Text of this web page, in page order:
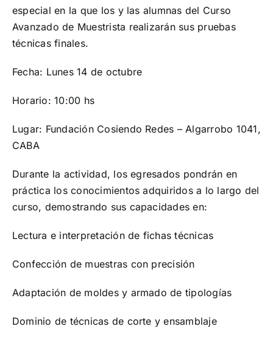
especial en la que los y las alumnas del Curso
Avanzado de Muestrista realizarán sus pruebas
técnicas finales.
Fecha: Lunes 14 de octubre
Horario: 10:00 hs
Lugar: Fundación Cosiendo Redes – Algarrobo 1041,
CABA
Durante la actividad, los egresados pondrán en
práctica los conocimientos adquiridos a lo largo del
curso, demostrando sus capacidades en:
Lectura e interpretación de fichas técnicas
Confección de muestras con precisión
Adaptación de moldes y armado de tipologías
Dominio de técnicas de corte y ensamblaje